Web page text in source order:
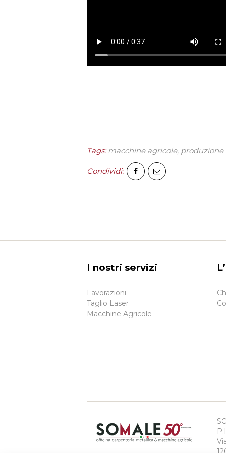
Tags: macchine agricole, produzione
Condividi:
I nostri servizi
Lavorazioni
Taglio Laser
Macchine Agricole